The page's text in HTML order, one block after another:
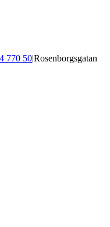
770 50|Rosenborgsgatan